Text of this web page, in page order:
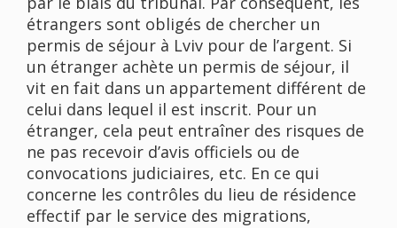
étrangers sont obligés de chercher un
permis de séjour à Lviv pour de l’argent. Si
un étranger achète un permis de séjour, il
vit en fait dans un appartement différent de
celui dans lequel il est inscrit. Pour un
étranger, cela peut entraîner des risques de
ne pas recevoir d’avis officiels ou de
convocations judiciaires, etc. En ce qui
concerne les contrôles du lieu de résidence
effectif par le service des migrations,